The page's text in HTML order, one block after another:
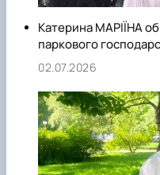
Катерина МАРІЇНА
паркового
02.07.2026